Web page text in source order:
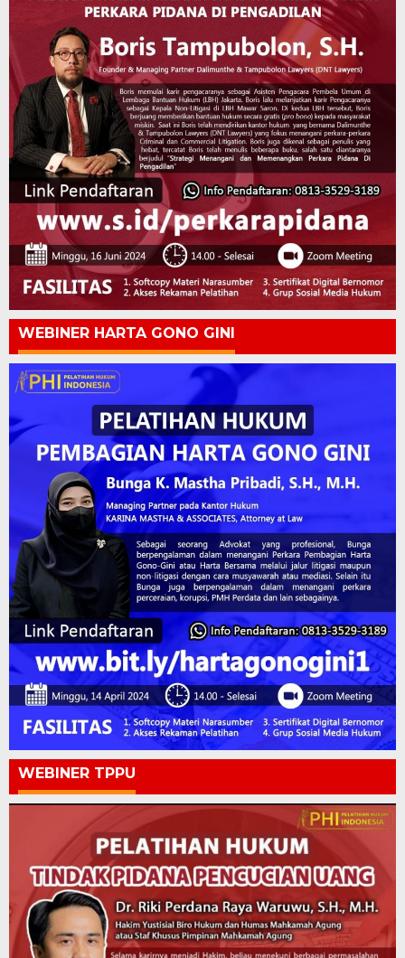
WEBINER HARTA GONO GINI
WEBINER TPPU